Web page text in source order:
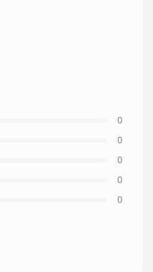
0
0
0
0
0